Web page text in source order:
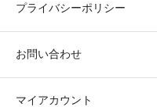
プライバシーポリシー
お問い合わせ
マイアカウント